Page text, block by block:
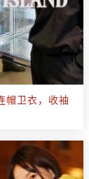
卫衣，收袖